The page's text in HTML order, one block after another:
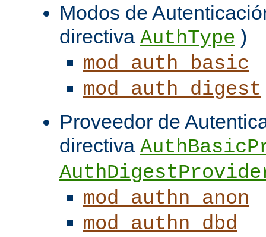
Modos de
directiva AuthType )
mod_auth_basic
mod_auth_digest
Proveedor de
directiva
mod_authn_anon
mod_authn_dbd